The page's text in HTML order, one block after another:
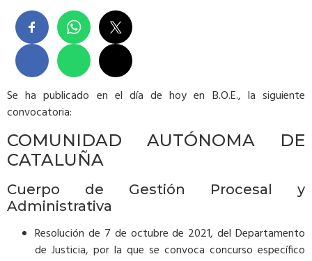
Se ha publicado en el día de hoy en B.O.E., la siguiente
convocatoria:
COMUNIDAD AUTÓNOMA DE
CATALUÑA
Cuerpo de Gestión Procesal y
Administrativa
Resolución de 7 de octubre de 2021, del Departamento
de Justicia, por la que se convoca concurso específico